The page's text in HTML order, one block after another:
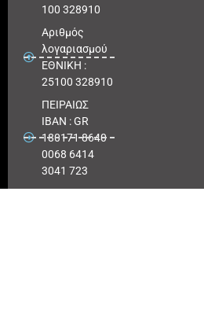
100 328910
Αριθμός
λογαριασμού
ΕΘΝΙΚΗ :
25100 328910
ΠΕΙΡΑΙΩΣ
IBAN : GR
180171 8640
0068 6414
3041 723